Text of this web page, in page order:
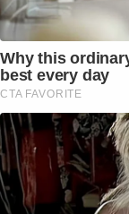
Why this
best every day
CTA FAVORITE